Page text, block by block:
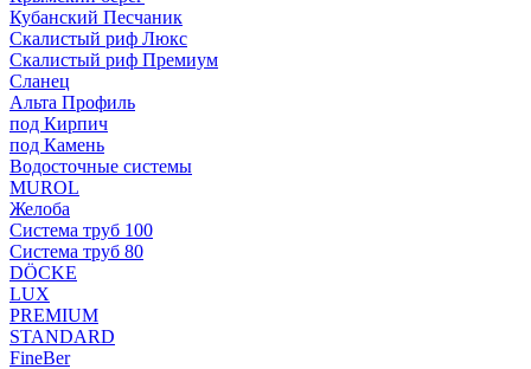
Кубанский Песчаник
Скалистый риф Люкс
Скалистый риф Премиум
Сланец
Альта Профиль
под Кирпич
под Камень
Водосточные системы
MUROL
Желоба
Система труб 100
Система труб 80
DÖCKE
LUX
PREMIUM
STANDARD
FineBer